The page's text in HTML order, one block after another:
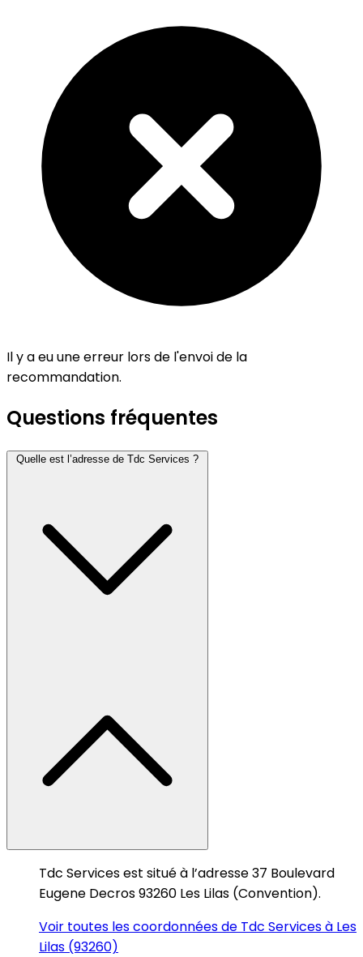
Il y a eu une erreur lors de l'envoi de la
recommandation.
Questions fréquentes
Quelle est l’adresse de Tdc Services ?
Tdc Services est situé à l’adresse 37 Boulevard
Eugene Decros 93260 Les Lilas (Convention).
Voir toutes les coordonnées de Tdc Services à Les
Lilas (93260)